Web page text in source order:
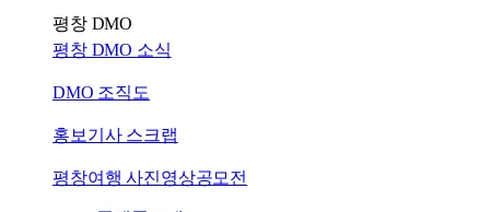
평창 DMO
평창 DMO 소식
DMO 조직도
홍보기사 스크랩
평창여행 사진영상공모전